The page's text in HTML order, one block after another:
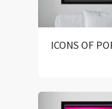
ICONS OF